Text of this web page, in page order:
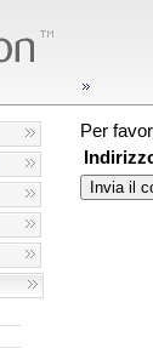
Per